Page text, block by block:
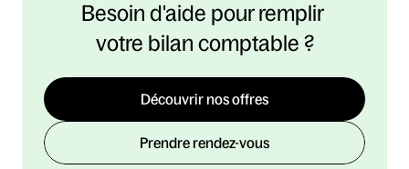
Besoin d'aide pour remplir
votre bilan comptable ?
Découvrir nos offres
Prendre rendez-vous